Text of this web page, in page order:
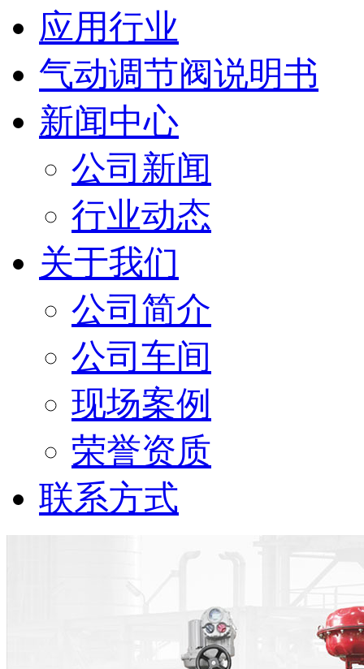
应用行业
气动调节阀说明书
新闻中心
公司新闻
行业动态
关于我们
公司简介
公司车间
现场案例
荣誉资质
联系方式